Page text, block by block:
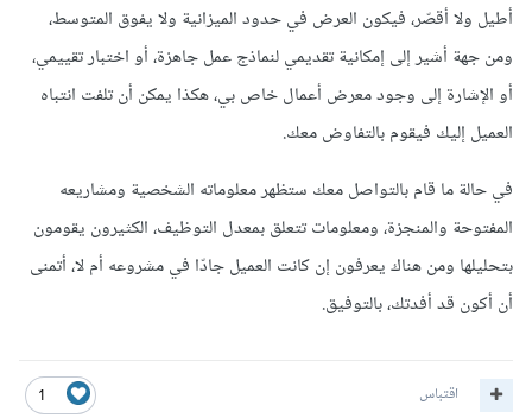
أطيل ولا أقصّر، فيكون العرض في حدود الميزانية ولا يفوق المتوسط،
ومن جهة أشير إلى إمكانية تقديمي لنماذج عمل جاهزة، أو اختبار تقييمي،
أو الإشارة إلى وجود معرض أعمال خاص بي، هكذا يمكن أن تلفت انتباه
العميل إليك فيقوم بالتفاوض معك.
في حالة ما قام بالتواصل معك ستظهر معلوماته الشخصية ومشاريعه
المفتوحة والمنجزة، ومعلومات تتعلق بمعدل التوظيف، الكثيرون يقومون
بتحليلها ومن هناك يعرفون إن كانت العميل جادّا في مشروعه أم لا، أتمنى
أن أكون قد أفدتك، بالتوفيق.
1 اقتباس